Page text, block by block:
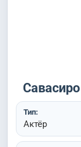
Тип:
Актёр